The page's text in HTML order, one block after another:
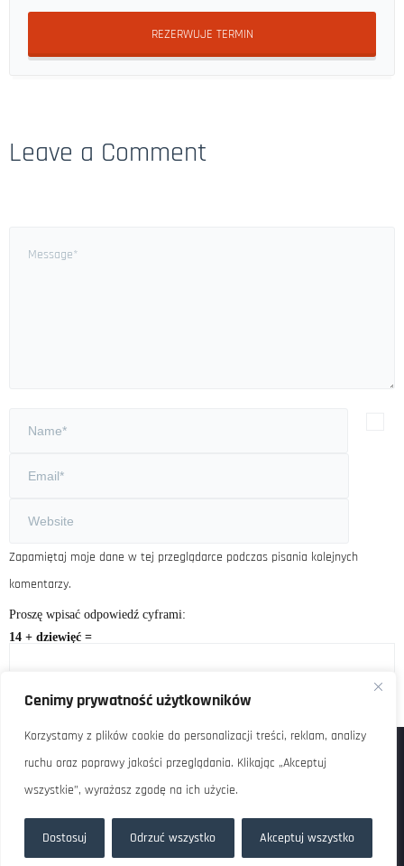
Cenimy prywatność użytkowników
Korzystamy z plików cookie do personalizacji treści, reklam, analizy
ruchu oraz poprawy jakości przeglądania. Klikając „Akceptuj
wszystkie”, wyrażasz zgodę na ich użycie.
Dostosuj Odrzuć wszystko Akceptuj wszystko
REZERWUJE TERMIN
Leave a Comment
Zapamiętaj moje dane w tej przeglądarce podczas pisania kolejnych
komentarzy.
Proszę wpisać odpowiedź cyframi:
14 + dziewięć =
Polska / KRS: 0000618401, NIP: 5272769941, REGON: 364460337